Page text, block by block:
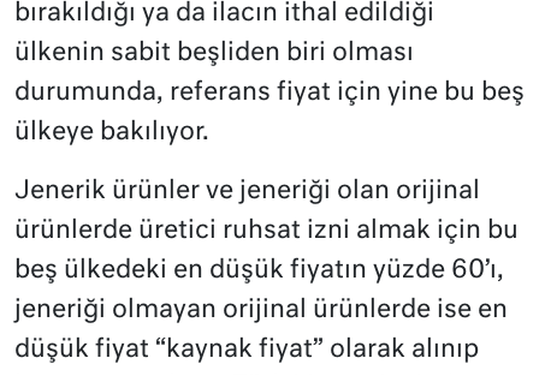
bırakıldığı ya da ilacın ithal edildiği
ülkenin sabit beşliden biri olması
durumunda, referans fiyat için yine bu beş
ülkeye bakılıyor.
Jenerik ürünler ve jeneriği olan orijinal
ürünlerde üretici ruhsat izni almak için bu
beş ülkedeki en düşük fiyatın yüzde 60’ı,
jeneriği olmayan orijinal ürünlerde ise en
düşük fiyat “kaynak fiyat” olarak alınıp